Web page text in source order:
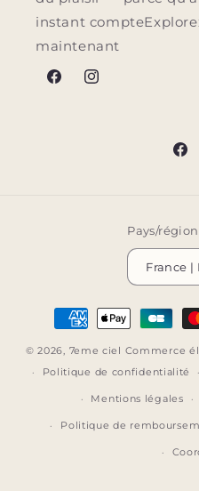
instant
maintenant
FacebookInstagram
Pays/région
Moyens
de
paiement
© 2026, 7eme ciel Commerce
Politique de confidentialité
Mentions légales
Politique de